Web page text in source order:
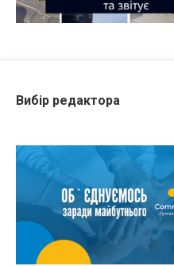
Вибір редактора